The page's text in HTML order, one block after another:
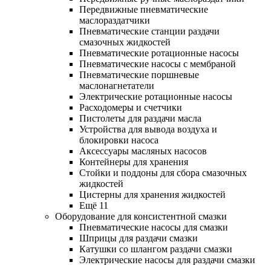
Передвижные пневматические
маслораздатчики
Пневматические станции раздачи
смазочных жидкостей
Пневматические ротационные насосы
Пневматические насосы с мембраной
Пневматические поршневые
маслонагнетатели
Электрические ротационные насосы
Расходомеры и счетчики
Пистолеты для раздачи масла
Устройства для вывода воздуха и
блокировки насоса
Аксессуары масляных насосов
Контейнеры для хранения
Стойки и поддоны для сбора смазочных
жидкостей
Цистерны для хранения жидкостей
Ещё 11
Оборудование для консистентной смазки
Пневматические насосы для смазки
Шприцы для раздачи смазки
Катушки со шлангом раздачи смазки
Электрические насосы для раздачи смазки